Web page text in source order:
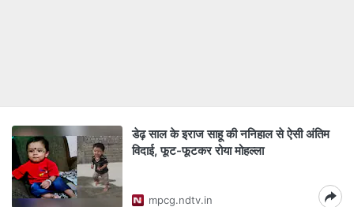
डेढ़ साल के इराज साहू की ननिहाल से ऐसी अंत‍िम
व‍िदाई, फूट-फूटकर रोया मोहल्ला
mpcg.ndtv.in